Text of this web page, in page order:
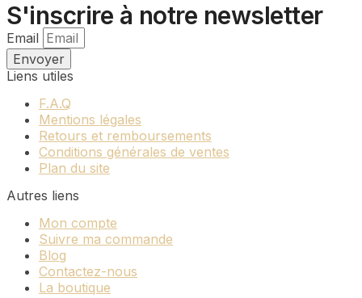
S'inscrire à notre newsletter
Email
Envoyer
Liens utiles
F.A.Q
Mentions légales
Retours et remboursements
Conditions générales de ventes
Plan du site
Autres liens
Mon compte
Suivre ma commande
Blog
Contactez-nous
La boutique